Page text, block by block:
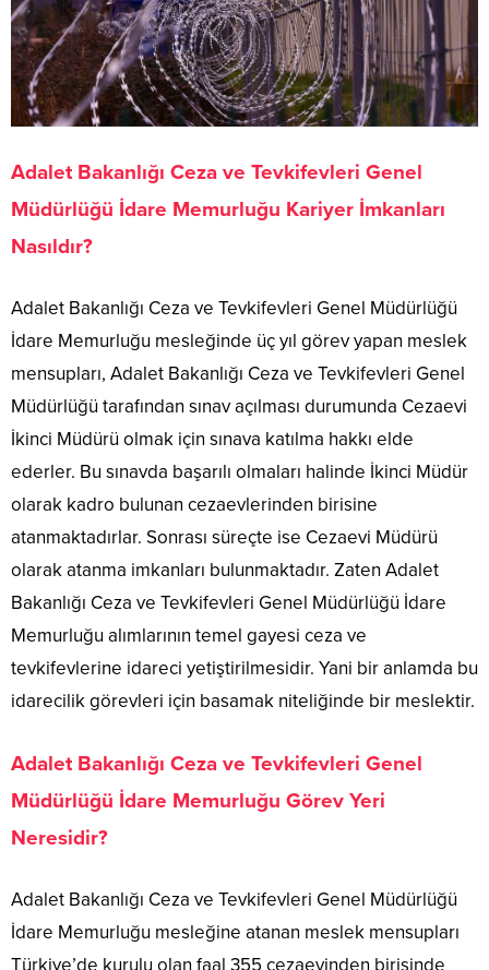
Adalet Bakanlığı Ceza ve Tevkifevleri Genel
Müdürlüğü İdare Memurluğu Kariyer İmkanları
Nasıldır?
Adalet Bakanlığı Ceza ve Tevkifevleri Genel Müdürlüğü
İdare Memurluğu mesleğinde üç yıl görev yapan meslek
mensupları, Adalet Bakanlığı Ceza ve Tevkifevleri Genel
Müdürlüğü tarafından sınav açılması durumunda Cezaevi
İkinci Müdürü olmak için sınava katılma hakkı elde
ederler. Bu sınavda başarılı olmaları halinde İkinci Müdür
olarak kadro bulunan cezaevlerinden birisine
atanmaktadırlar. Sonrası süreçte ise Cezaevi Müdürü
olarak atanma imkanları bulunmaktadır. Zaten Adalet
Bakanlığı Ceza ve Tevkifevleri Genel Müdürlüğü İdare
Memurluğu alımlarının temel gayesi ceza ve
tevkifevlerine idareci yetiştirilmesidir. Yani bir anlamda bu
idarecilik görevleri için basamak niteliğinde bir meslektir.
Adalet Bakanlığı Ceza ve Tevkifevleri Genel
Müdürlüğü İdare Memurluğu Görev Yeri
Neresidir?
Adalet Bakanlığı Ceza ve Tevkifevleri Genel Müdürlüğü
İdare Memurluğu mesleğine atanan meslek mensupları
Türkiye’de kurulu olan faal 355 cezaevinden birisinde